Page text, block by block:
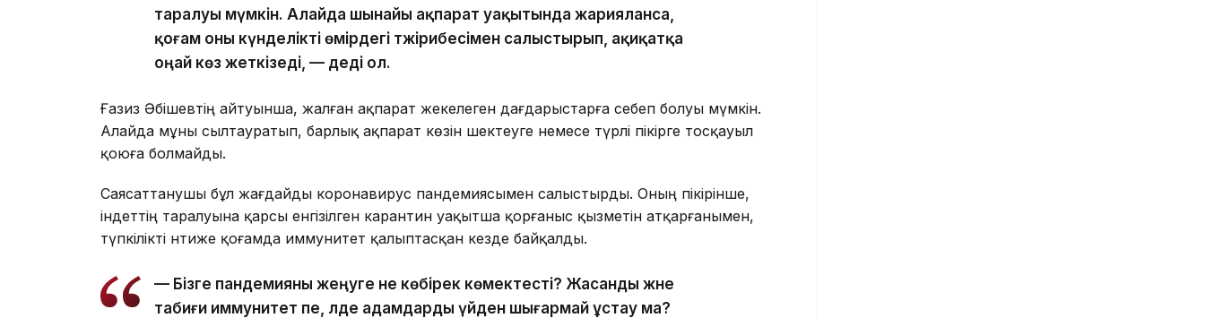
таралуы мүмкін. Алайда шынайы ақпарат уақытында жарияланса,
қоғам оны күнделікті өмірдегі тәжірибесімен салыстырып, ақиқатқа
оңай көз жеткізеді, — деді ол.
Ғазиз Әбішевтің айтуынша, жалған ақпарат жекелеген дағдарыстарға себеп болуы мүмкін.
Алайда мұны сылтауратып, барлық ақпарат көзін шектеуге немесе түрлі пікірге тосқауыл
қоюға болмайды.
Саясаттанушы бұл жағдайды коронавирус пандемиясымен салыстырды. Оның пікірінше,
індеттің таралуына қарсы енгізілген карантин уақытша қорғаныс қызметін атқарғанымен,
түпкілікті нәтиже қоғамда иммунитет қалыптасқан кезде байқалды.
— Бізге пандемияны жеңуге не көбірек көмектесті? Жасанды және
табиғи иммунитет пе, әлде адамдарды үйден шығармай ұстау ма?